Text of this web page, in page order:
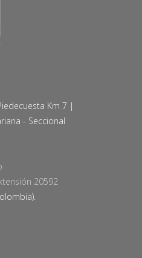
Km 7 |
- Seccional
20592